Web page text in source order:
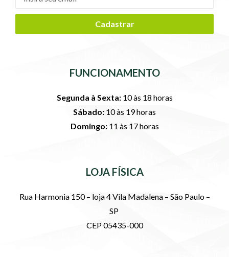
Cadastrar
FUNCIONAMENTO
Segunda à Sexta:10 às 18 horas
Sábado: 10 às 19 horas
Domingo:11 às 17 horas
LOJA FÍSICA
Rua Harmonia 150 – loja 4 Vila Madalena – São Paulo –
SP
CEP 05435-000